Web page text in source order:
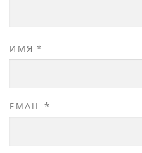
ИМЯ*
EMAIL*